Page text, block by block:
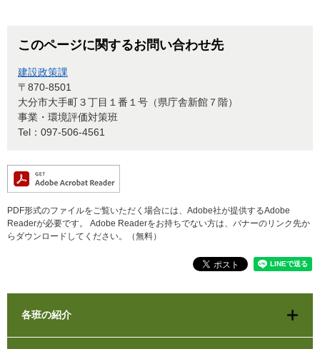
このページに関するお問い合わせ先
建設政策課
〒870-8501
大分市大手町３丁目１番１号（県庁舎新館７階）
事業・環境評価対策班
Tel：097-506-4561
PDF形式のファイルをご覧いただく場合には、Adobe社が提供するAdobe
Readerが必要です。
Adobe Readerをお持ちでない方は、バナーのリンク先か
らダウンロードしてください。（無料）
各班の紹介